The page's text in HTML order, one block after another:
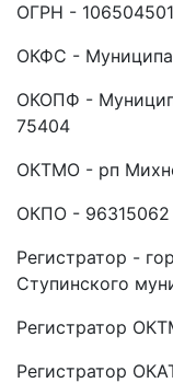
ОГРН -
ОКФС -
ОКОПФ -
75404
ОКТМО - рп
ОКПО - 96315062
Регистратор -
Ступинского
Регистратор
Регистратор